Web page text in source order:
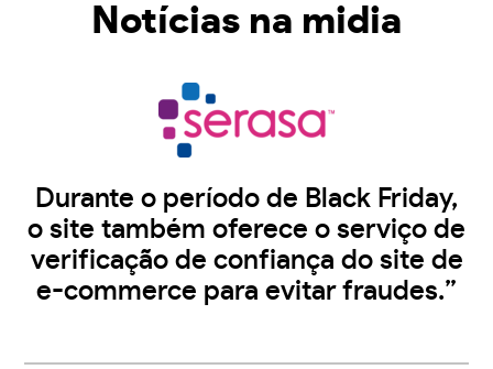
Notícias na midia
Durante o período de Black Friday,
o site também oferece o serviço de
verificação de confiança do site de
e-commerce para evitar fraudes.”